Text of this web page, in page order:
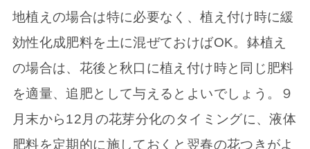
地植えの場合は特に必要なく、植え付け時に緩
効性化成肥料を土に混ぜておけばOK。鉢植え
の場合は、花後と秋口に植え付け時と同じ肥料
を適量、追肥として与えるとよいでしょう。９
月末から12月の花芽分化のタイミングに、液体
肥料を定期的に施しておくと翌春の花つきがよ